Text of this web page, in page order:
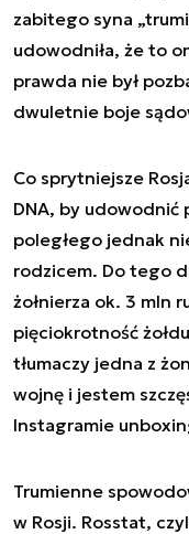
zabitego syna
udowodniła, że to
prawda nie był
dwuletnie boje
Co sprytniejsze
DNA, by udowodnić
poległego jednak
rodzicem. Do tego
żołnierza ok. 3 mln
pięciokrotność
tłumaczy jedna z
wojnę i jestem
Instagramie
Trumienne
w Rosji. Rosstat,